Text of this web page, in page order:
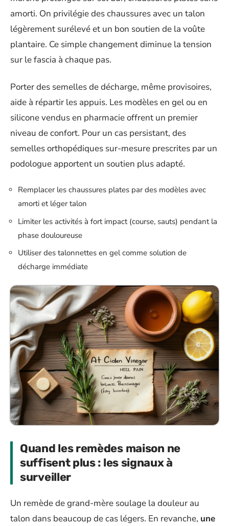
amorti. On privilégie des chaussures avec un talon
légèrement surélevé et un bon soutien de la voûte
plantaire. Ce simple changement diminue la tension
sur le fascia à chaque pas.
Porter des semelles de décharge, même provisoires,
aide à répartir les appuis. Les modèles en gel ou en
silicone vendus en pharmacie offrent un premier
niveau de confort. Pour un cas persistant, des
semelles orthopédiques sur-mesure prescrites par un
podologue apportent un soutien plus adapté.
Remplacer les chaussures plates par des modèles avec
amorti et léger talon
Limiter les activités à fort impact (course, sauts) pendant la
phase douloureuse
Utiliser des talonnettes en gel comme solution de
décharge immédiate
Quand les remèdes maison ne
suffisent plus : les signaux à
surveiller
Un remède de grand-mère soulage la douleur au
talon dans beaucoup de cas légers. En revanche, une